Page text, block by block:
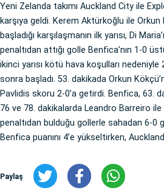
Yeni Zelanda takımı Auckland City ile
karşıya geldi. Kerem Aktürkoğlu ile Orkun
başladığı karşılaşmanın ilk yarısı, Di
penaltıdan attığı golle Benfica’nın 1-0
ikinci yarısı kötü hava koşulları
sonra başladı. 53. dakikada Orkun
Pavlidis skoru 2-0’a getirdi. Benfica, 63.
76 ve 78. dakikalarda Leandro Barreiro ile
penaltıdan bulduğu gollerle sahadan 6-0
Benfica puanını 4’e yükseltirken,
Paylaş